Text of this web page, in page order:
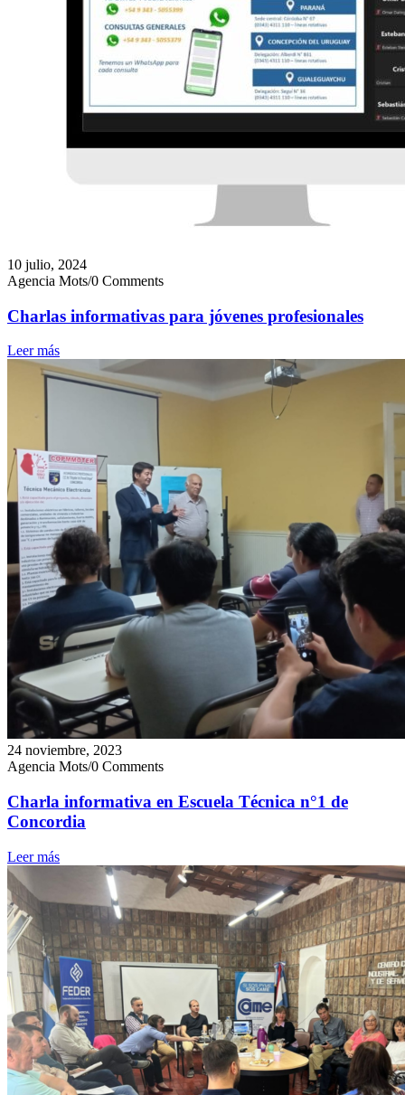
10 julio, 2024
Agencia Mots/0 Comments
Charlas informativas para jóvenes profesionales
Leer más
24 noviembre, 2023
Agencia Mots/0 Comments
Charla informativa en Escuela Técnica n°1 de
Concordia
Leer más